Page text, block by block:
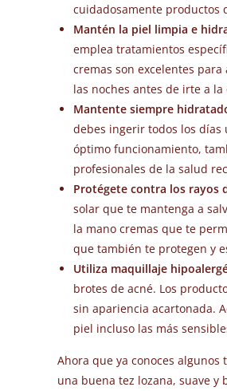
cuidadosamente productos
Mantén la piel limpia e
emplea tratamientos
cremas son excelentes
las noches antes de irte a la
Mantente siempre
debes ingerir todos los
óptimo funcionamiento,
profesionales de la salud
Protégete contra los rayos
solar que te mantenga a
la mano cremas que te
que también te protegen y
Utiliza maquillaje
brotes de acné. Los
sin apariencia acartonada.
piel incluso las más
Ahora que ya conoces algunos
una buena tez lozana, suave y